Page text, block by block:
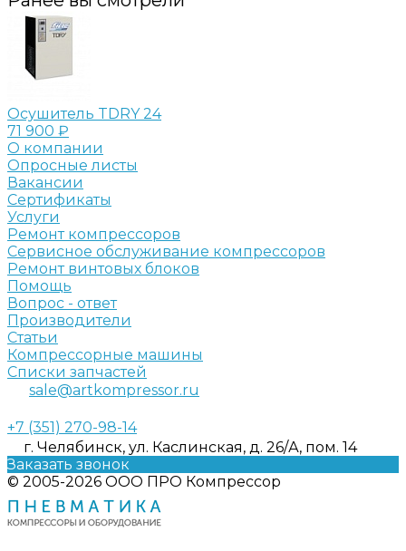
Осушитель TDRY 24
71 900 ₽
О компании
Опросные листы
Вакансии
Сертификаты
Услуги
Ремонт компрессоров
Сервисное обслуживание компрессоров
Ремонт винтовых блоков
Помощь
Вопрос - ответ
Производители
Статьи
Компрессорные машины
Списки запчастей
sale@artkompressor.ru
+7 (351) 270-98-14
г. Челябинск, ул. Каслинская, д. 26/А, пом. 14
Заказать звонок
© 2005-2026 ООО ПРО Компрессор